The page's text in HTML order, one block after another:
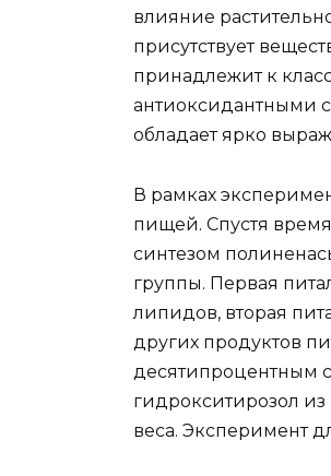
влияние
присутствует
принадлежит к
антиоксидантными
обладает ярко
В рамках
пищей. Спустя
синтезом
группы. Первая
липидов, вторая
других продуктов
десятипроцентным
гидрокситирозол
веса. Эксперимент